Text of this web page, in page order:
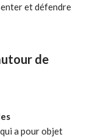
et défendre
de
a pour objet